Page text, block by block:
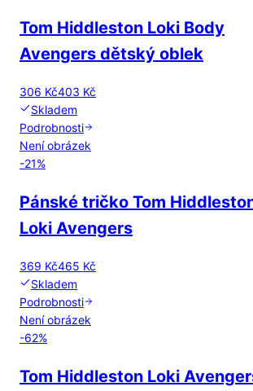
Tom Hiddleston Loki Body
Avengers dětský oblek
306 Kč403 Kč
Skladem
Podrobnosti
Není obrázek
-21%
Pánské tričko Tom
Loki Avengers
369 Kč465 Kč
Skladem
Podrobnosti
Není obrázek
-62%
Tom Hiddleston Loki